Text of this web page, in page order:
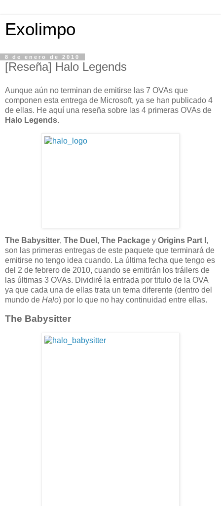
Exolimpo
8 de enero de 2010
[Reseña] Halo Legends
Aunque aún no terminan de emitirse las 7 OVAs que
componen esta entrega de Microsoft, ya se han publicado 4
de ellas. He aquí una reseña sobre las 4 primeras OVAs de
Halo Legends.
The Babysitter, The Duel , The Package y Origins Part I ,
son las primeras entregas de este paquete que terminará de
emitirse no tengo idea cuando. La última fecha que tengo es
del 2 de febrero de 2010, cuando se emitirán los tráilers de
las últimas 3 OVAs. Dividiré la entrada por titulo de la OVA
ya que cada una de ellas trata un tema diferente (dentro del
mundo de Halo) por lo que no hay continuidad entre ellas.
The Babysitter